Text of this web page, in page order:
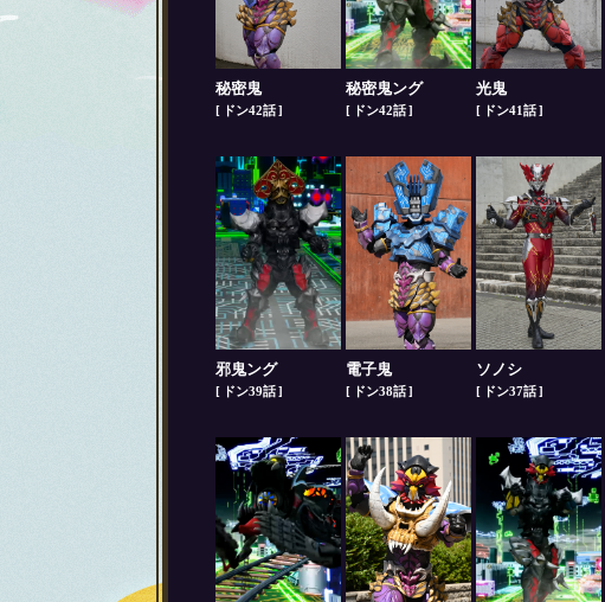
秘密鬼
ドン42話
秘密鬼ング
ドン42話
光鬼
ドン41話
邪鬼ング
ドン39話
電子鬼
ドン38話
ソノシ
ドン37話